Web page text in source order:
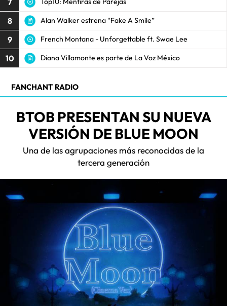
8 Alan Walker estrena “Fake A Smile”
9 French Montana - Unforgettable ft. Swae Lee
10 Diana Villamonte es parte de La Voz México
FANCHANT RADIO
BTOB PRESENTAN SU NUEVA
VERSIÓN DE BLUE MOON
Una de las agrupaciones más reconocidas de la
tercera generación